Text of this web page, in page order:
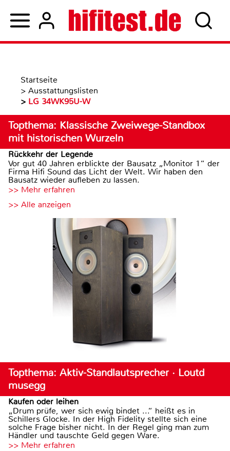
Startseite
> Ausstattungslisten
> LG 34WK95U-W
Topthema: Klassische Zweiwege-Standbox
mit historischen Wurzeln
Rückkehr der Legende
Vor gut 40 Jahren erblickte der Bausatz „Monitor 1“ der
Firma Hifi Sound das Licht der Welt. Wir haben den
Bausatz wieder aufleben zu lassen.
>> Mehr erfahren
>> Alle anzeigen
Topthema: Aktiv-Standlautsprecher · Loutd
musegg
Kaufen oder leihen
„Drum prüfe, wer sich ewig bindet ...“ heißt es in
Schillers Glocke. In der High Fidelity stellte sich eine
solche Frage bisher nicht. In der Regel ging man zum
Händler und tauschte Geld gegen Ware.
>> Mehr erfahren